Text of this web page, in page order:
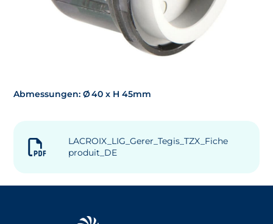
Abmessungen: Ø 40 x H 45mm
LACROIX_LIG_Gerer_Tegis_TZX_Fiche
produit_DE